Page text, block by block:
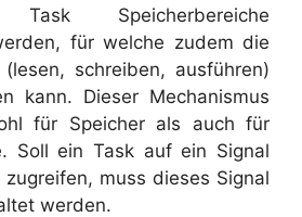
Speicherbereiche
für welche zudem die
schreiben, ausführen)
kann. Dieser Mechanismus
für Speicher als auch für
Soll ein Task auf ein Signal
muss dieses Signal
werden.